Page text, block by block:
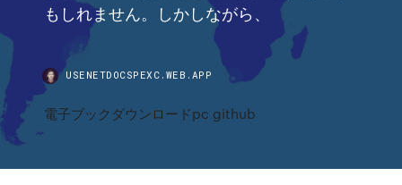
もしれません。しかしながら、
USENETDOCSPEXC.WEB.APP
電子ブックダウンロードpc github